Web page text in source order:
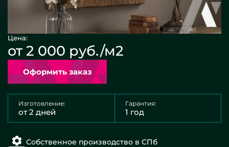
Цена:
от 2 000 руб./м2
Оформить заказ
Изготовление:
от 2 дней
Гарантия:
1 год
Собственное производство в СПб